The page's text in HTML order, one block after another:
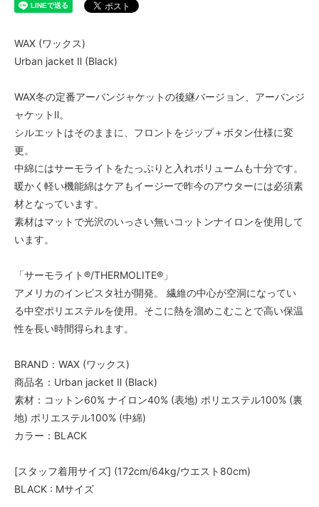
WAX (ワックス)
Urban jacket Ⅱ (Black)
WAX冬の定番アーバンジャケットの後継バージョン、アーバンジ
ャケットⅡ。
シルエットはそのままに、フロントをジップ＋ボタン仕様に変
更。
中綿にはサーモライトをたっぷりと入れボリュームも十分です。
暖かく軽い機能綿はケアもイージーで昨今のアウターには必須素
材となっています。
素材はマットで光沢のいっさい無いコットンナイロンを使用して
います。
「サーモライト®/THERMOLITE®」
アメリカのインビスタ社が開発。 繊維の中心が空洞になってい
る中空ポリエステルを使用。そこに熱を溜めこむことで高い保温
性を長い時間得られます。
BRAND：WAX (ワックス)
商品名：Urban jacket Ⅱ (Black)
素材：コットン60% ナイロン40% (表地) ポリエステル100% (裏
地) ポリエステル100% (中綿)
カラー：BLACK
[スタッフ着用サイズ] (172cm/64kg/ウエスト80cm)
BLACK : Mサイズ